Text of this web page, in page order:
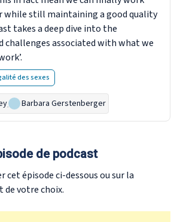
while still maintaining a good quality
takes a deep dive into the
challenges associated with what we
des sexes
, Barbara Gerstenberger
de podcast
cet épisode ci-dessous ou sur la
votre choix.